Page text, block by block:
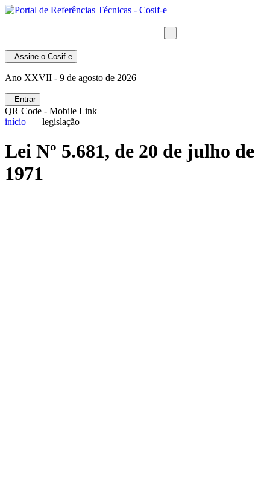
Assine o Cosif-e
Ano XXVII - 9 de agosto de 2026
Entrar
QR Code - Mobile Link
início | legislação
Lei Nº 5.681, de 20 de julho de
1971